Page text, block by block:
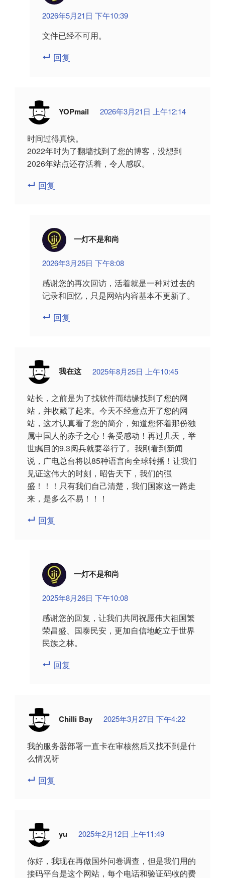
2026年5月21日 下午10:39
文件已经不可用。
回复
YOPmail 2026年3月21日 上午12:14
时间过得真快。
2022年时为了翻墙找到了您的博客，没想到
2026年站点还存活着，令人感叹。
回复
一灯不是和尚
2026年3月25日 下午8:08
感谢您的再次回访，活着就是一种对过去的
记录和回忆，只是网站内容基本不更新了。
回复
我在这 2025年8月25日 上午10:45
站长，之前是为了找软件而结缘找到了您的网
站，并收藏了起来。今天不经意点开了您的网
站，这才认真看了您的简介，知道您怀着那份独
属中国人的赤子之心！备受感动！再过几天，举
世瞩目的9.3阅兵就要举行了。我刚看到新闻
说，广电总台将以85种语言向全球转播！让我们
见证这伟大的时刻，昭告天下，我们的强
盛！！！只有我们自己清楚，我们国家这一路走
来，是多么不易！！！
回复
一灯不是和尚
2025年8月26日 下午10:08
感谢您的回复，让我们共同祝愿伟大祖国繁
荣昌盛、国泰民安，更加自信地屹立于世界
民族之林。
回复
Chilli Bay 2025年3月27日 下午4:22
我的服务器部署一直卡在审核然后又找不到是什
么情况呀
回复
yu 2025年2月12日 上午11:49
你好，我现在再做国外问卷调查，但是我们用的
接码平台是这个网站，每个电话和验证码收的费